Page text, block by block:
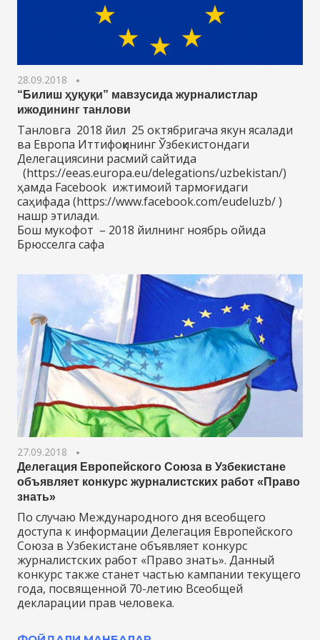
28.09.2018
“Билиш ҳуқуқи” мавзусида журналистлар
ижодининг танлови
Танловга 2018 йил 25 октябригача якун ясалади
ва Европа Иттифоқининг Ўзбекистондаги
Делегациясини расмий сайтида
(https://eeas.europa.eu/delegations/uzbekistan/)
ҳамда Facebook ижтимоий тармоғидаги
саҳифада (https://www.facebook.com/eudeluzb/ )
нашр этилади.
Бош мукофот – 2018 йилнинг ноябрь ойида
Брюсселга сафа
27.09.2018
Делегация Европейского Союза в Узбекистане
объявляет конкурс журналистских работ «Право
знать»
По случаю Международного дня всеобщего
доступа к информации Делегация Европейского
Союза в Узбекистане объявляет конкурс
журналистских работ «Право знать». Данный
конкурс также станет частью кампании текущего
года, посвященной 70-летию Всеобщей
декларации прав человека.